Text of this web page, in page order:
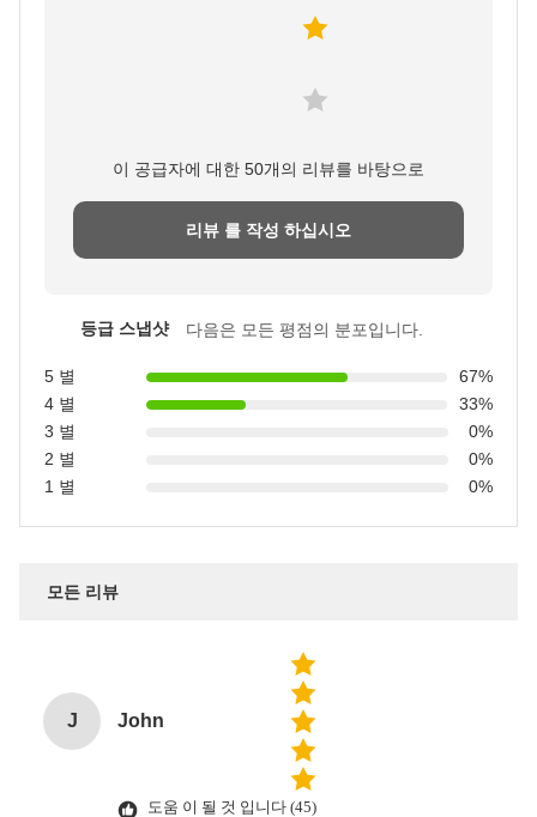
이 공급자에 대한 50개의 리뷰를 바탕으로
리뷰 를 작성 하십시오
등급 스냅샷 다음은 모든 평점의 분포입니다.
5 별
67%
4 별
33%
3 별
0%
2 별
0%
1 별
0%
모든 리뷰
J John
도움 이 될 것 입니다 (45)